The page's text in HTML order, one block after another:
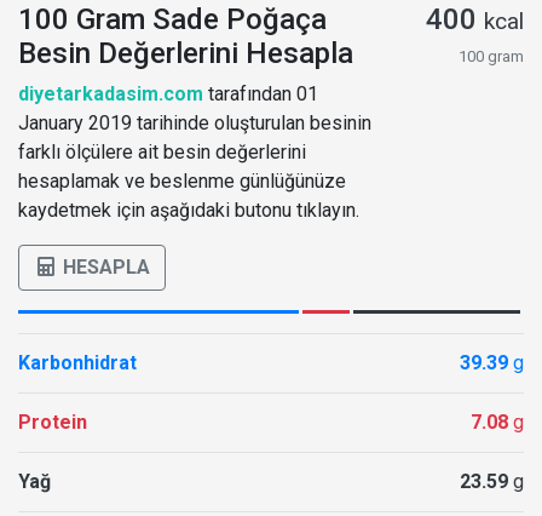
100 Gram Sade Poğaça
Besin Değerlerini Hesapla
diyetarkadasim.com tarafından 01
January 2019 tarihinde oluşturulan besinin
farklı ölçülere ait besin değerlerini
hesaplamak ve beslenme günlüğünüze
kaydetmek için aşağıdaki butonu tıklayın.
HESAPLA
400 kcal
100 gram
Karbonhidrat 39.39 g
Protein 7.08 g
Yağ 23.59 g